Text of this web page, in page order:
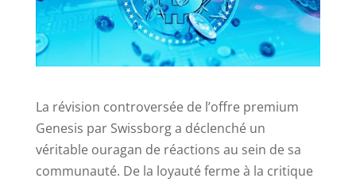
La révision controversée de l’offre premium
Genesis par Swissborg a déclenché un
véritable ouragan de réactions au sein de sa
communauté. De la loyauté ferme à la critique